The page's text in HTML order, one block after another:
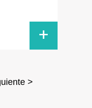
+
>